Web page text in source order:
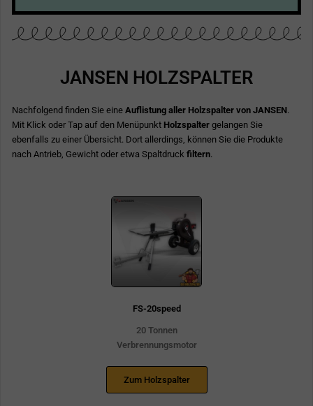
JANSEN HOLZSPALTER
Nachfolgend finden Sie eine Auflistung aller Holzspalter von JANSEN.
Mit Klick oder Tap auf den Menüpunkt Holzspalter gelangen Sie
ebenfalls zu einer Übersicht. Dort allerdings, können Sie die Produkte
nach Antrieb, Gewicht oder etwa Spaltdruck filtern.
FS-20speed
20 Tonnen
Verbrennungsmotor
Zum Holzspalter